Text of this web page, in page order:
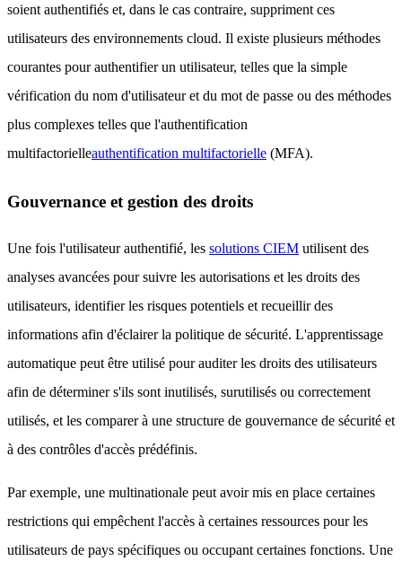
soient authentifiés et, dans le cas contraire, suppriment ces
utilisateurs des environnements cloud. Il existe plusieurs méthodes
courantes pour authentifier un utilisateur, telles que la simple
vérification du nom d'utilisateur et du mot de passe ou des méthodes
plus complexes telles que l'authentification
multifactorielleauthentification multifactorielle (MFA).
Gouvernance et gestion des droits
Une fois l'utilisateur authentifié, les solutions CIEM utilisent des
analyses avancées pour suivre les autorisations et les droits des
utilisateurs, identifier les risques potentiels et recueillir des
informations afin d'éclairer la politique de sécurité. L'apprentissage
automatique peut être utilisé pour auditer les droits des utilisateurs
afin de déterminer s'ils sont inutilisés, surutilisés ou correctement
utilisés, et les comparer à une structure de gouvernance de sécurité et
à des contrôles d'accès prédéfinis.
Par exemple, une multinationale peut avoir mis en place certaines
restrictions qui empêchent l'accès à certaines ressources pour les
utilisateurs de pays spécifiques ou occupant certaines fonctions. Une